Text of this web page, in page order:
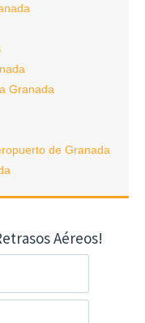
Granada
de Granada